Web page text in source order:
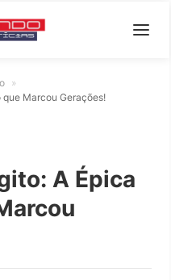
»
que Marcou Gerações!
A Épica